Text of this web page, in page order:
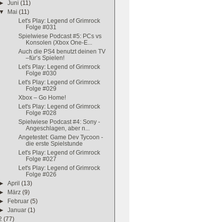
►
Juni(11)
▼ Mai(11)
Let's Play: Legend of Grimrock
Folge #031
Spielwiese Podcast #5: PCs vs
Konsolen (Xbox One-E...
Auch die PS4 benutzt deinen TV
–für’s Spielen!
Let's Play: Legend of Grimrock
Folge #030
Let's Play: Legend of Grimrock
Folge #029
Xbox – Go Home!
Let's Play: Legend of Grimrock
Folge #028
Spielwiese Podcast #4: Sony -
Angeschlagen, aber n...
Angetestet: Game Dev Tycoon -
die erste Spielstunde
Let's Play: Legend of Grimrock
Folge #027
Let's Play: Legend of Grimrock
Folge #026
► April(13)
► März(9)
► Februar(5)
►
Januar(1)
(77)